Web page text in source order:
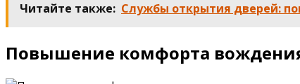
Читайте также: Службы открытия дверей:
Повышение комфорта